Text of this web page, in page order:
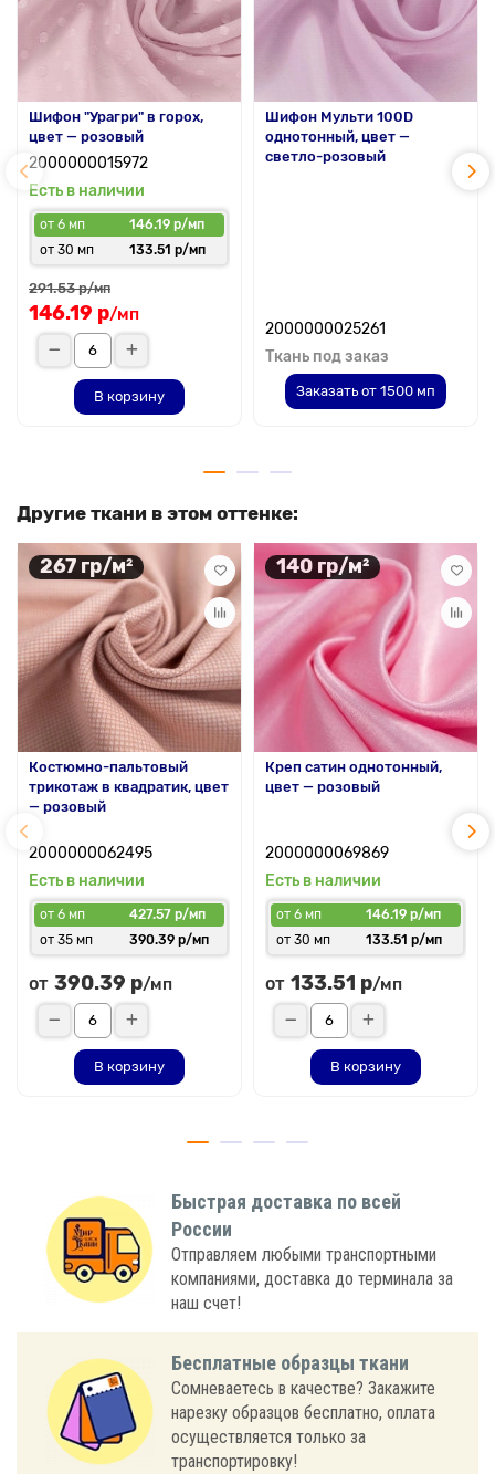
Шифон "Урагри" в горох,
цвет — розовый
2000000015972
Есть в наличии
от 6 мп
146.19 р/мп
от 30 мп
133.51 р/мп
291.53 р/мп
146.19 р/мп
В корзину
Шифон Мульти 100D
однотонный, цвет —
светло-розовый
2000000025261
Ткань под заказ
Заказать от 1500 мп
Другие ткани в этом оттенке:
267 гр/м²
Костюмно-пальтовый
трикотаж в квадратик, цвет
— розовый
2000000062495
Есть в наличии
от 6 мп
427.57 р/мп
от 35 мп
390.39 р/мп
от 390.39 р/мп
В корзину
140 гр/м²
Креп сатин однотонный,
цвет — розовый
2000000069869
Есть в наличии
от 6 мп
146.19 р/мп
от 30 мп
133.51 р/мп
от 133.51 р/мп
В корзину
Быстрая доставка по всей
России
Отправляем любыми транспортными
компаниями, доставка до терминала за
наш счет!
Бесплатные образцы ткани
Сомневаетесь в качестве? Закажите
нарезку образцов бесплатно, оплата
осуществляется только за
транспортировку!